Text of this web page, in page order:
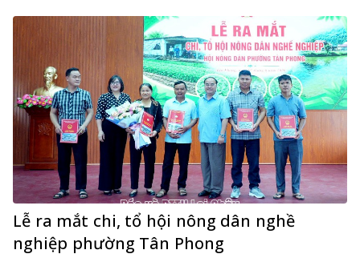
Lễ ra mắt chi, tổ hội nông dân nghề
nghiệp phường Tân Phong